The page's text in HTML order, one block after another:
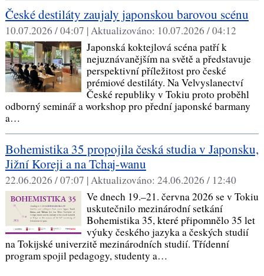
České destiláty zaujaly japonskou barovou scénu
10.07.2026 / 04:07 |Aktualizováno: 10.07.2026 / 04:12
Japonská koktejlová scéna patří k
nejuznávanějším na světě a představuje
perspektivní příležitost pro české
prémiové destiláty. Na Velvyslanectví
České republiky v Tokiu proto proběhl
odborný seminář a workshop pro přední japonské barmany
a…
Bohemistika 35 propojila česká studia v Japonsku,
Jižní Koreji a na Tchaj-wanu
22.06.2026 / 07:07 |Aktualizováno: 24.06.2026 / 12:40
Ve dnech 19.–21. června 2026 se v Tokiu
uskutečnilo mezinárodní setkání
Bohemistika 35, které připomnělo 35 let
výuky českého jazyka a českých studií
na Tokijské univerzitě mezinárodních studií. Třídenní
program spojil pedagogy, studenty a…